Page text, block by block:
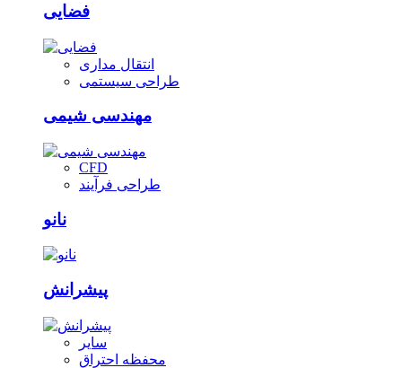
فضایی
انتقال مداری
طراحی سیستمی
مهندسی شیمی
CFD
طراحی فرآیند
نانو
پیشرانش
سایر
محفظه احتراق